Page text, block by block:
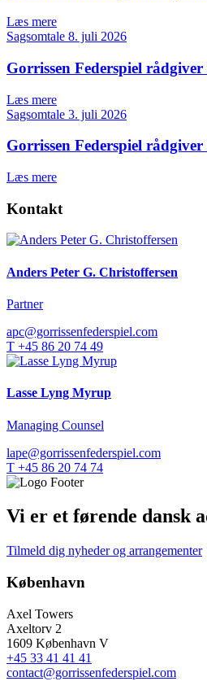
Læs mere
Sagsomtale 8. juli 2026
Gorrissen Federspiel
Læs mere
Sagsomtale 3. juli 2026
Gorrissen Federspiel
Læs mere
Kontakt
Anders Peter G. Christoffersen
Partner
apc@gorrissenfederspiel.com
T +45 86 20 74 49
Lasse Lyng Myrup
Managing Counsel
lape@gorrissenfederspiel.com
T +45 86 20 74 74
Vi er et førende dansk
Tilmeld dig nyheder og arrangementer
København
Axel Towers
Axeltorv 2
1609 København V
+45 33 41 41 41
contact@gorrissenfederspiel.com